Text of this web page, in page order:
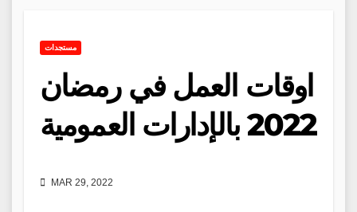
مستجدات
اوقات العمل في رمضان
2022 بالإدارات العمومية
MAR 29, 2022